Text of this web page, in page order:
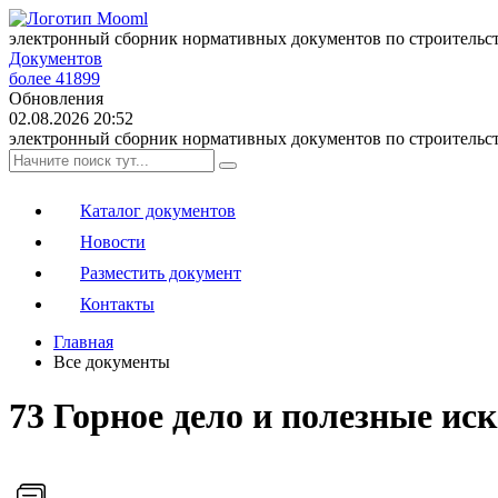
электронный сборник нормативных документов по
Документов
более 41899
Обновления
02.08.2026 20:52
электронный сборник нормативных документов по
Каталог документов
Новости
Разместить документ
Контакты
Главная
Все документы
73 Горное дело и полезные